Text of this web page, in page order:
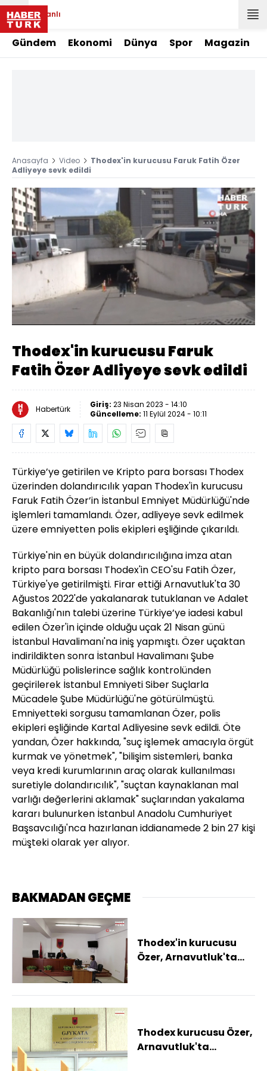
Canlı
Gündem Ekonomi Dünya Spor Magazin
Anasayfa Video
Thodex'in kurucusu Faruk Fatih Özer
Adliyeye sevk edildi
Aç
Yüklendi:
100.00%
Hızı
Thodex'in kurucusu Faruk
Fatih Özer Adliyeye sevk edildi
Habertürk Giriş: 23 Nisan 2023 - 14:10
Güncelleme: 11 Eylül 2024 - 10:11
Türkiye’ye getirilen ve Kripto para borsası Thodex
üzerinden dolandırıcılık yapan Thodex'in kurucusu
Faruk Fatih Özer’in İstanbul Emniyet Müdürlüğü'nde
işlemleri tamamlandı. Özer, adliyeye sevk edilmek
üzere emniyetten polis ekipleri eşliğinde çıkarıldı.
Türkiye'nin en büyük dolandırıcılığına imza atan
kripto para borsası Thodex'in CEO'su Fatih Özer,
Türkiye'ye getirilmişti. Firar ettiği Arnavutluk'ta 30
Ağustos 2022'de yakalanarak tutuklanan ve Adalet
Bakanlığı'nın talebi üzerine Türkiye’ye iadesi kabul
edilen Özer'in içinde olduğu uçak 21 Nisan günü
İstanbul Havalimanı'na iniş yapmıştı. Özer uçaktan
indirildikten sonra İstanbul Havalimanı Şube
Müdürlüğü polislerince sağlık kontrolünden
geçirilerek İstanbul Emniyeti Siber Suçlarla
Mücadele Şube Müdürlüğü'ne götürülmüştü.
Emniyetteki sorgusu tamamlanan Özer, polis
ekipleri eşliğinde Kartal Adliyesine sevk edildi. Öte
yandan, Özer hakkında, "suç işlemek amacıyla örgüt
kurmak ve yönetmek", "bilişim sistemleri, banka
veya kredi kurumlarının araç olarak kullanılması
suretiyle dolandırıcılık", "suçtan kaynaklanan mal
varlığı değerlerini aklamak" suçlarından yakalama
kararı bulunurken İstanbul Anadolu Cumhuriyet
Başsavcılığı'nca hazırlanan iddianamede 2 bin 27 kişi
müşteki olarak yer alıyor.
BAKMADAN GEÇME
Thodex'in kurucusu
Özer, Arnavutluk'ta
Thodex kurucusu Özer,
Arnavutluk'ta